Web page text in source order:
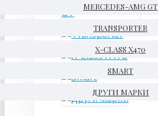
MERCEDES-AMG GT
TRANSPORTER
X-CLASS X470
SMART
ДРУГИ МАРКИ